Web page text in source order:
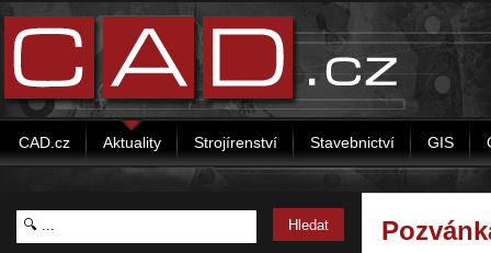
CAD.cz Aktuality Strojírenství Stavebnictví GIS